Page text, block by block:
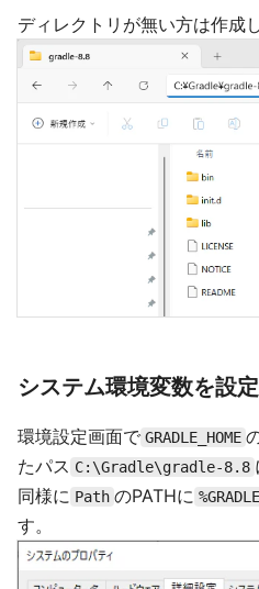
ディレクトリが無い方は作成
システム環境変数を設定
環境設定画面で GRADLE_HOME
たパス C:\Gradle\gradle-8.8
同様に Path のPATHに
す。